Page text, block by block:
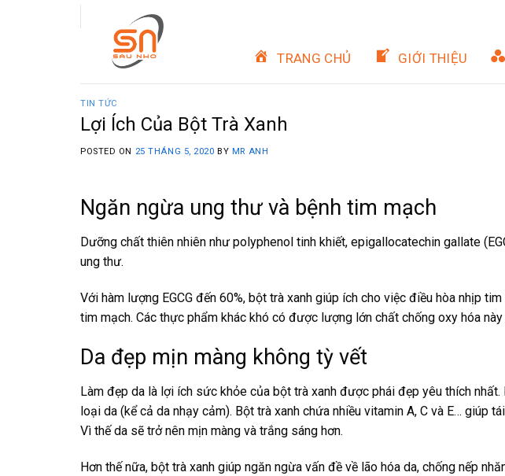
TRANG CHỦ GIỚI THIỆU
TIN TỨC
Lợi Ích Của Bột Trà Xanh
POSTED ON 25 THÁNG 5, 2020 BY MR ANH
Ngăn ngừa ung thư và bệnh tim mạch
Dưỡng chất thiên nhiên như polyphenol tinh khiết, epigallocatechin gallate
ung thư.
Với hàm lượng EGCG đến 60%, bột trà xanh giúp ích cho việc điều hòa nhịp
tim mạch. Các thực phẩm khác khó có được lượng lớn chất chống oxy hóa
Da đẹp mịn màng không tỳ vết
Làm đẹp da là lợi ích sức khỏe của bột trà xanh được phái đẹp yêu thích
loại da (kể cả da nhạy cảm). Bột trà xanh chứa nhiều vitamin A, C và E… giúp
Vì thế da sẽ trở nên mịn màng và trắng sáng hơn.
Hơn thế nữa, bột trà xanh giúp ngăn ngừa vấn đề về lão hóa da, chống nếp